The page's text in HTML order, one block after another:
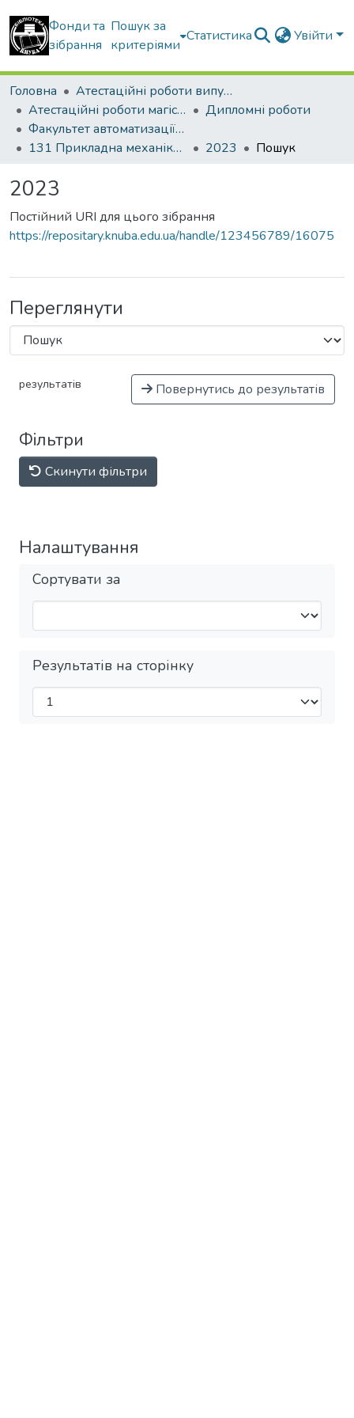
Фонди та
зібрання
Пошук за
критеріями
Статистика Увійти
Головна
Атестаційні роботи випускників
Атестаційні роботи магістрів
Дипломні роботи
Факультет автоматизації і інформаційних технологій
131 Прикладна механіка. Інженерія логістичних систем
2023 Пошук
2023
Постійний URI для цього зібрання
https://repositary.knuba.edu.ua/handle/123456789/16075
Переглянути
результатів Повернутись до результатів
Фільтри
Скинути фільтри
Налаштування
Сортувати за
Результатів на сторінку